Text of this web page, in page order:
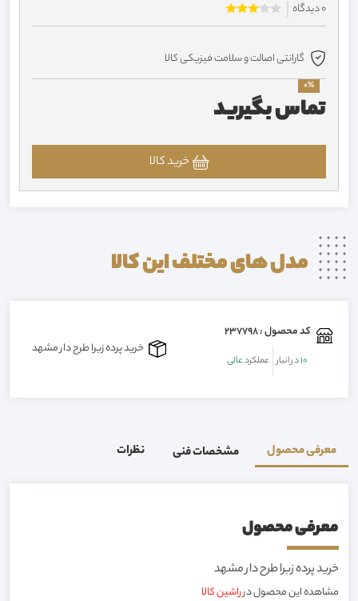
0 دیدگاه
گارانتی اصالت و سلامت فیزیکی کالا
0%
تماس بگیرید
خرید کالا
مدل های مختلف اینکالا
کد محصول : 237798
10در انبار عملکردعالی
خرید پرده زبرا طرح دار مشهد
معرفی محصول مشخصات فنی نظرات
معرفی محصول
خرید پرده زبرا طرح دار مشهد
مشاهده این محصول درراشین کالا